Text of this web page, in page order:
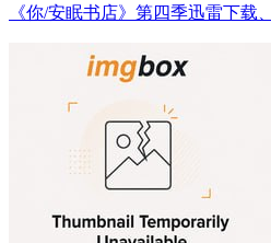
《你/安眠书店》第四季迅雷下载